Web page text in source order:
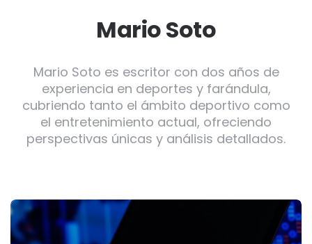
Mario Soto
Mario Soto es escritor con dos años de
experiencia en deportes y farándula,
cubriendo tanto el ámbito deportivo como
el entretenimiento actual, ofreciendo
perspectivas únicas y análisis detallados.
Post
navigation